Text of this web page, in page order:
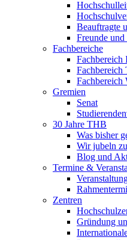
Beauftragte
Freunde und
Fachbereiche
Fachbereich
Fachbereich
Fachbereich
Gremien
Senat
30 Jahre THB
Was bisher
Wir jubeln
Blog und
Termine &
Zentren
Gründung